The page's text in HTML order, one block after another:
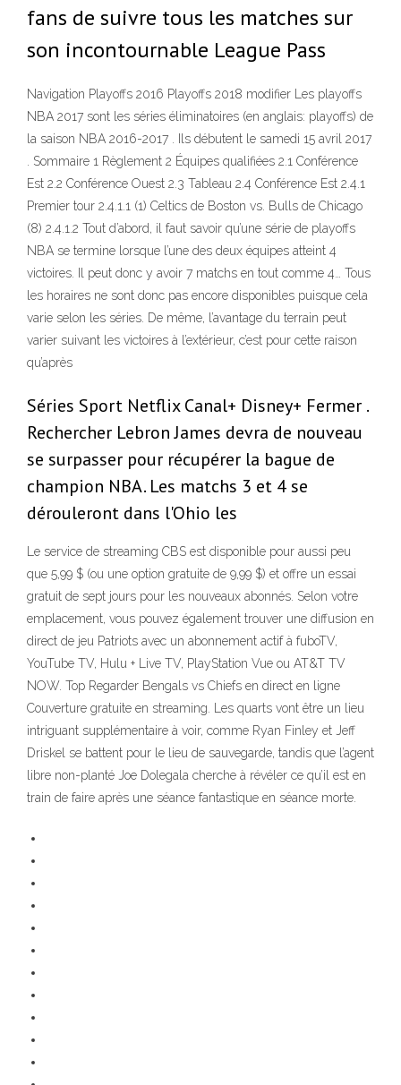
fans de suivre tous les matches sur
son incontournable League Pass
Navigation Playoffs 2016 Playoffs 2018 modifier Les playoffs
NBA 2017 sont les séries éliminatoires (en anglais: playoffs) de
la saison NBA 2016-2017 . Ils débutent le samedi 15 avril 2017
. Sommaire 1 Règlement 2 Équipes qualifiées 2.1 Conférence
Est 2.2 Conférence Ouest 2.3 Tableau 2.4 Conférence Est 2.4.1
Premier tour 2.4.1.1 (1) Celtics de Boston vs. Bulls de Chicago
(8) 2.4.1.2 Tout d’abord, il faut savoir qu’une série de playoffs
NBA se termine lorsque l’une des deux équipes atteint 4
victoires. Il peut donc y avoir 7 matchs en tout comme 4… Tous
les horaires ne sont donc pas encore disponibles puisque cela
varie selon les séries. De même, l’avantage du terrain peut
varier suivant les victoires à l’extérieur, c’est pour cette raison
qu’après
Séries Sport Netflix Canal+ Disney+ Fermer .
Rechercher Lebron James devra de nouveau
se surpasser pour récupérer la bague de
champion NBA. Les matchs 3 et 4 se
dérouleront dans l'Ohio les
Le service de streaming CBS est disponible pour aussi peu
que 5,99 $ (ou une option gratuite de 9,99 $) et offre un essai
gratuit de sept jours pour les nouveaux abonnés. Selon votre
emplacement, vous pouvez également trouver une diffusion en
direct de jeu Patriots avec un abonnement actif à fuboTV,
YouTube TV, Hulu + Live TV, PlayStation Vue ou AT&T TV
NOW. Top Regarder Bengals vs Chiefs en direct en ligne
Couverture gratuite en streaming. Les quarts vont être un lieu
intriguant supplémentaire à voir, comme Ryan Finley et Jeff
Driskel se battent pour le lieu de sauvegarde, tandis que l’agent
libre non-planté Joe Dolegala cherche à révéler ce qu’il est en
train de faire après une séance fantastique en séance morte.